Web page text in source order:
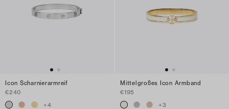
Icon Scharnierarmreif
€240
+4
Mittelgroßes Icon Armband
€195
+3